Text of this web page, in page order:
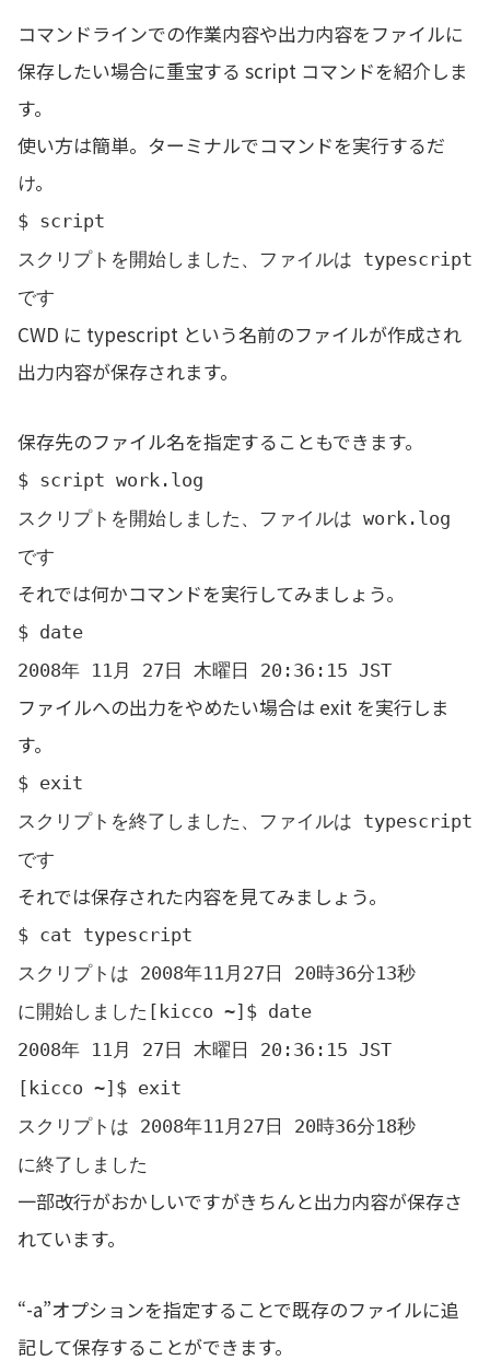
コマンドラインでの作業内容や出力内容をファイルに
保存したい場合に重宝する script コマンドを紹介しま
す。
使い方は簡単。ターミナルでコマンドを実行するだ
け。
$ script
スクリプトを開始しました、ファイルは typescript
です
CWD に typescript という名前のファイルが作成され
出力内容が保存されます。
保存先のファイル名を指定することもできます。
$ script work.log
スクリプトを開始しました、ファイルは work.log
です
それでは何かコマンドを実行してみましょう。
$ date
2008年 11月 27日 木曜日 20:36:15 JST
ファイルへの出力をやめたい場合は exit を実行しま
す。
$ exit
スクリプトを終了しました、ファイルは typescript
です
それでは保存された内容を見てみましょう。
$ cat typescript
スクリプトは 2008年11月27日 20時36分13秒
に開始しました[kicco ~]$ date
2008年 11月 27日 木曜日 20:36:15 JST
[kicco ~]$ exit
スクリプトは 2008年11月27日 20時36分18秒
に終了しました
一部改行がおかしいですがきちんと出力内容が保存さ
れています。
“-a”オプションを指定することで既存のファイルに追
記して保存することができます。